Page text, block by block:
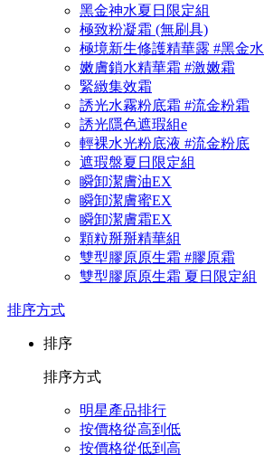
黑金神水夏日限定組
極致粉凝霜 (無刷具)
極境新生修護精華露 #黑金水
嫩膚鎖水精華霜 #激嫩霜
緊緻集效霜
誘光水霧粉底霜 #流金粉霜
誘光隱色遮瑕組e
輕裸水光粉底液 #流金粉底
遮瑕盤夏日限定組
瞬卸潔膚油EX
瞬卸潔膚蜜EX
瞬卸潔膚霜EX
顆粒掰掰精華組
雙型膠原原生霜 #膠原霜
雙型膠原原生霜 夏日限定組
排序方式
排序
排序方式
明星產品排行
按價格從高到低
按價格從低到高